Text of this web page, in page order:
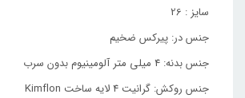
سایز : 26
جنس در: پیرکس ضخیم
جنس بدنه: 4 میلی متر آلومینیوم بدون سرب
جنس روکش: گرانیت 4 لایه ساخت Kimflon